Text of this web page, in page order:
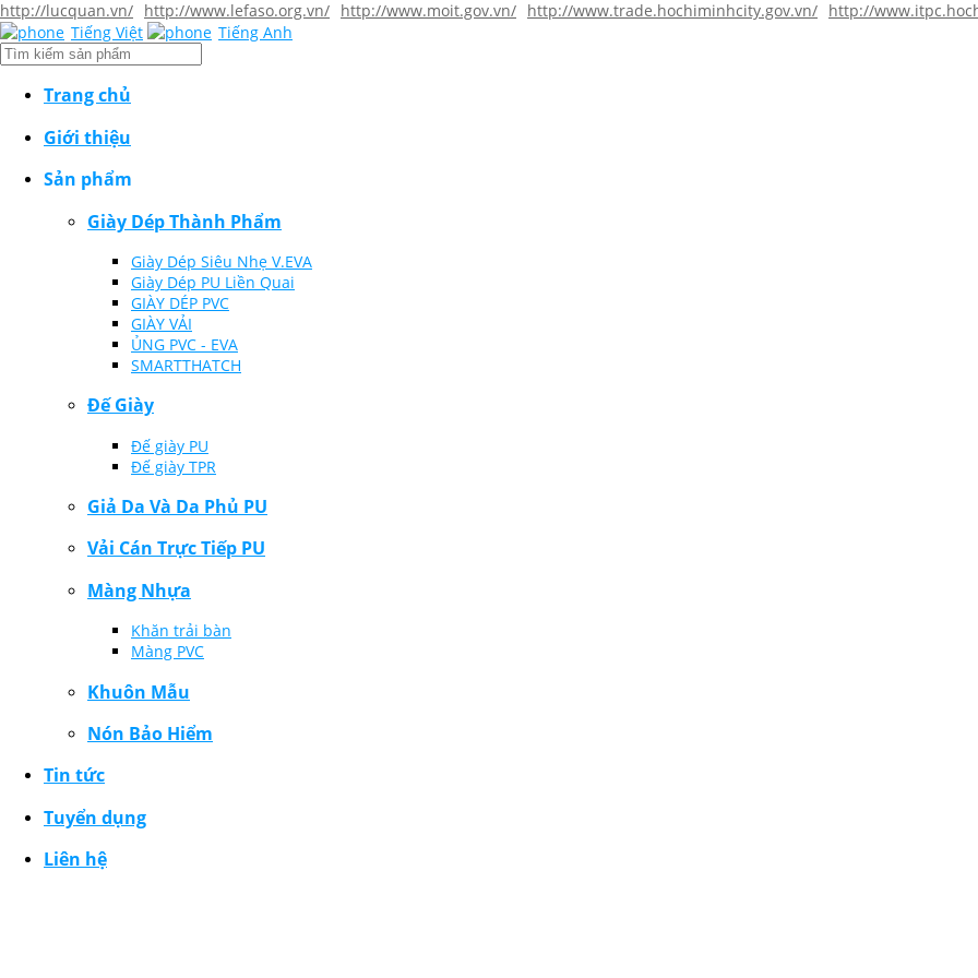
http://lucquan.vn/ http://www.lefaso.org.vn/ http://www.moit.gov.vn/ http://www.trade.hochiminhcity.gov.vn/ http://
Tiếng Việt
Tiếng Anh
Trang chủ
Giới thiệu
Sản phẩm
Giày Dép Thành Phẩm
Giày Dép Siêu Nhẹ V.EVA
Giày Dép PU Liền Quai
GIÀY DÉP PVC
GIÀY VẢI
ỦNG PVC - EVA
SMARTTHATCH
Đế Giày
Đế giày PU
Đế giày TPR
Giả Da Và Da Phủ PU
Vải Cán Trực Tiếp PU
Màng Nhựa
Khăn trải bàn
Màng PVC
Khuôn Mẫu
Nón Bảo Hiểm
Tin tức
Tuyển dụng
Liên hệ